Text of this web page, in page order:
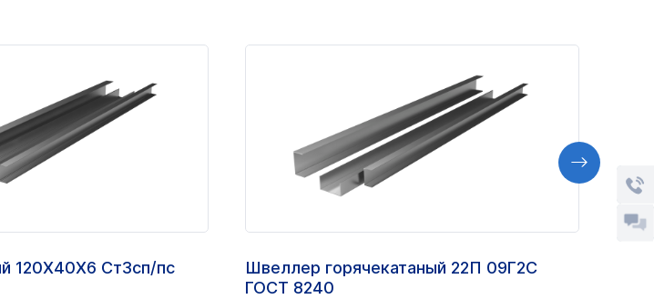
120Х40Х6 Ст3сп/пс
Швеллер горячекатаный 22П 09Г2С
ГОСТ 8240